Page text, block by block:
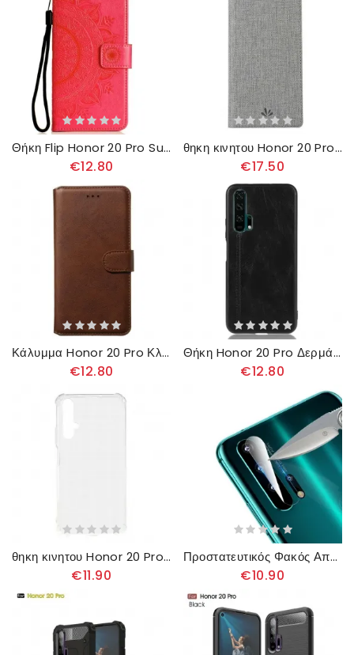
Θήκη Flip Honor 20 Pro Sun Mandala
€12.80
θηκη κινητου Honor 20 Pro Θήκη Flip Υφή Vili Dmx
€17.50
Κάλυμμα Honor 20 Pro Κλασικό Συνθετικό Δέρμα
€12.80
Θήκη Honor 20 Pro Δερμάτινη Ραφή Σε Στυλ
€12.80
θηκη κινητου Honor 20 Pro Διαφανές
€11.90
Προστατευτικός Φακός Από Γυαλί Για Honor 20 Pro
€10.90